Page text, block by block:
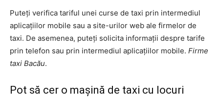
Puteți verifica tariful unei curse de taxi prin intermediul
aplicațiilor mobile sau a site-urilor web ale firmelor de
taxi. De asemenea, puteți solicita informații despre tarife
prin telefon sau prin intermediul aplicațiilor mobile. Firme
taxi Bacău.
Pot să cer o mașină de taxi cu locuri